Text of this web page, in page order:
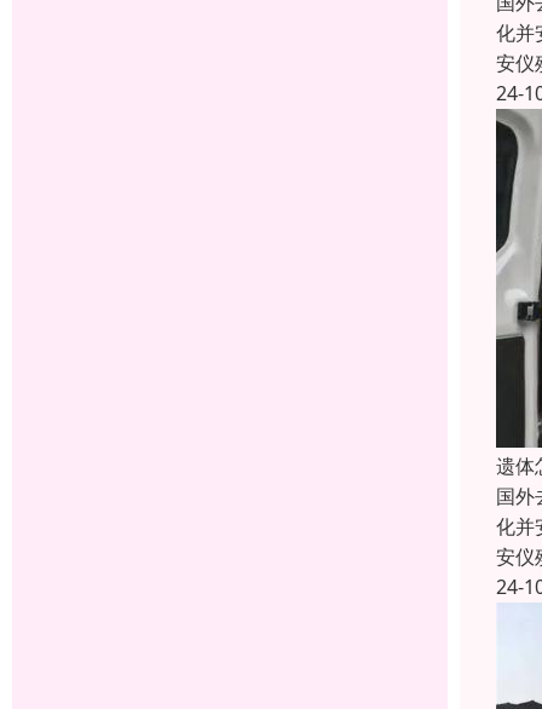
化并
安仪
24-
遗体
国外
化并
安仪
24-